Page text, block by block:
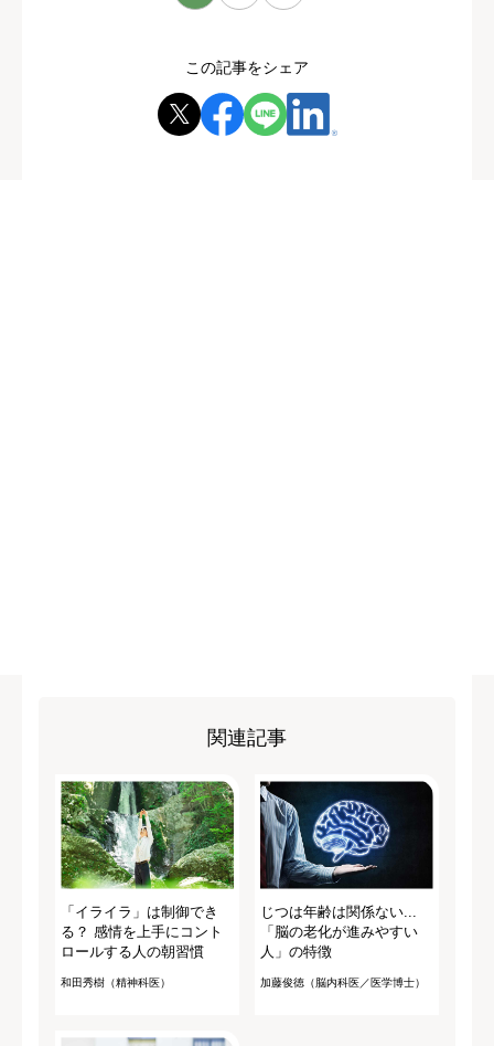
この記事をシェア
関連記事
「イライラ」は制御でき
る？ 感情を上手にコント
ロールする人の朝習慣
和田秀樹（精神科医）
じつは年齢は関係ない...
「脳の老化が進みやすい
人」の特徴
加藤俊徳（脳内科医／医学博士）